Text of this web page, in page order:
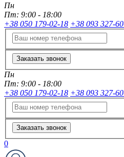
Пн
Пт: 9:00 - 18:00
+38 050 179-02-18 +38 093 327-
Заказать звонок
Пн
Пт: 9:00 - 18:00
+38 050 179-02-18 +38 093 327-
Заказать звонок
0